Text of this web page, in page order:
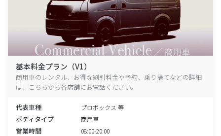
基本料金プラン（V1）
商用車のレンタル、お得な割引料金や予約、乗り捨てなどの詳細
は、こちらから各店舗にお電話ください。
代表車種 プロボックス 等
ボディタイプ 商用車
営業時間 08:00-20:00